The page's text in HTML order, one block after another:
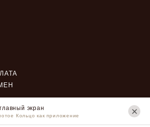
экран
Кольцо как приложение